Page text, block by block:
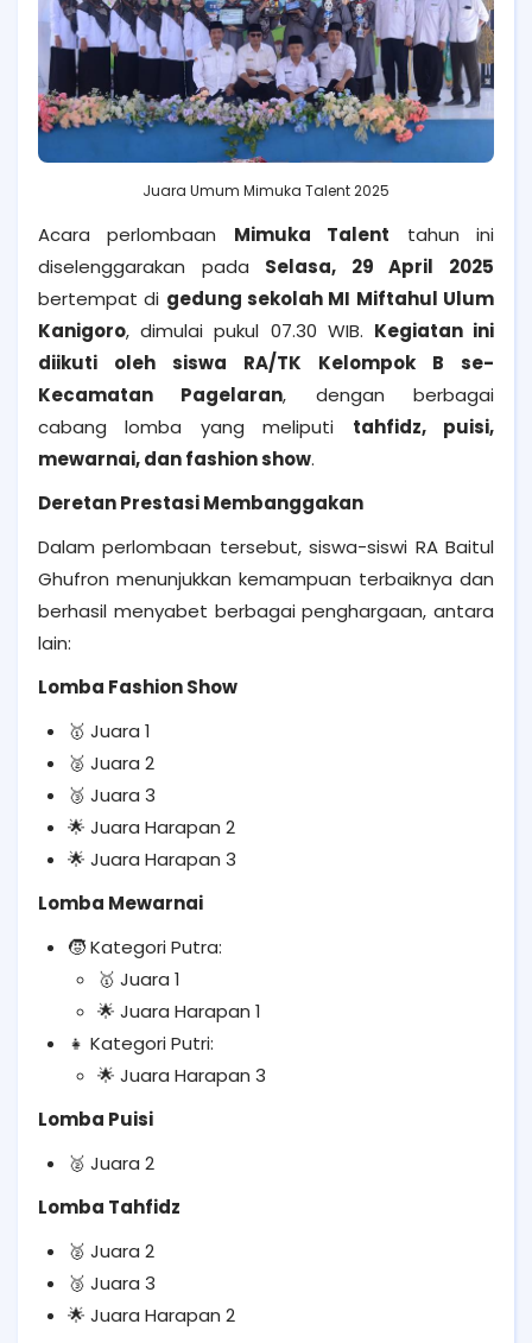
Juara Umum Mimuka Talent 2025
Acara perlombaan Mimuka Talent tahun ini
diselenggarakan pada Selasa, 29 April 2025
bertempat di gedung sekolah MI Miftahul Ulum
Kanigoro, dimulai pukul 07.30 WIB. Kegiatan ini
diikuti oleh siswa RA/TK Kelompok B se-
Kecamatan Pagelaran, dengan berbagai
cabang lomba yang meliputi tahfidz, puisi,
mewarnai, dan fashion show.
Deretan Prestasi Membanggakan
Dalam perlombaan tersebut, siswa-siswi RA Baitul
Ghufron menunjukkan kemampuan terbaiknya dan
berhasil menyabet berbagai penghargaan, antara
lain:
Lomba Fashion Show
🥇 Juara 1
🥈 Juara 2
🥉 Juara 3
🌟 Juara Harapan 2
🌟 Juara Harapan 3
Lomba Mewarnai
🧒 Kategori Putra:
🥇 Juara 1
🌟 Juara Harapan 1
👧 Kategori Putri:
🌟 Juara Harapan 3
Lomba Puisi
🥈 Juara 2
Lomba Tahfidz
🥈 Juara 2
🥉 Juara 3
🌟 Juara Harapan 2